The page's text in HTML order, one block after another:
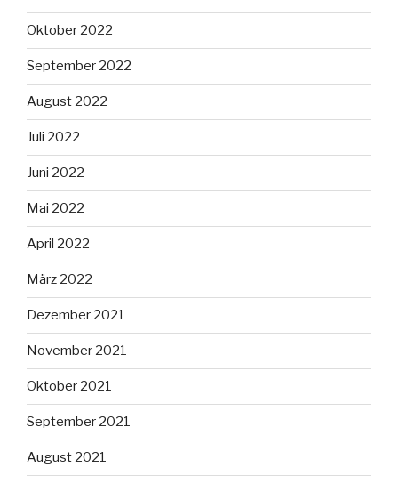
Oktober 2022
September 2022
August 2022
Juli 2022
Juni 2022
Mai 2022
April 2022
März 2022
Dezember 2021
November 2021
Oktober 2021
September 2021
August 2021